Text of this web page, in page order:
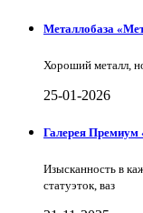
Металлобаза
Хороший металл,
25-01-2026
Галерея Премиум
Изысканность в
статуэток, ваз